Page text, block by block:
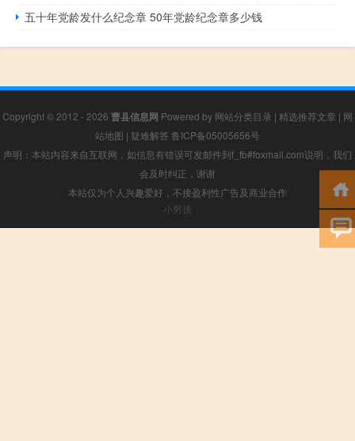
五十年党龄发什么纪念章 50年党龄纪念章多少钱
Copyright © 2012 - 2026 曹县信息网 Powered by 网站分类目录 | 精选推荐文章 | 网
站地图 | 疑难解答 鲁ICP备05005656号
声明：本站内容来自互联网，如信息有错误可发邮件到f_fb#foxmail.com说明，我们
会及时纠正，谢谢
本站仅为个人兴趣爱好，不接盈利性广告及商业合作
小男孩